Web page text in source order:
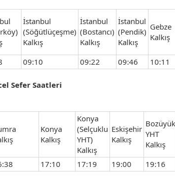
İstanbul
(Söğütlüçeşme)
Kalkış
İstanbul
(Bostancı)
Kalkış
İstanbul
(Pendik)
Kalkış
Gebze
Kalkış
09:10 09:22 09:46 10:11
Sefer Saatleri
Konya
Kalkış
Konya
(Selçuklu
YHT)
Kalkış
Eskişehir
Kalkış
Bozüyük
YHT
Kalkış
17:10 17:19 19:00 19:16